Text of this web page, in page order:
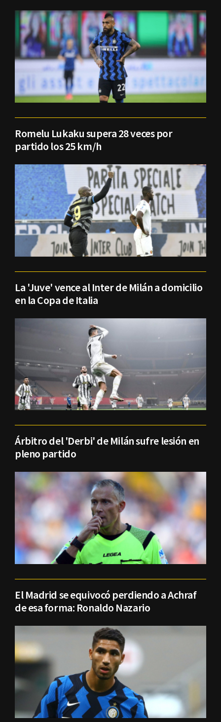
Romelu Lukaku supera 28 veces por
partido los 25 km/h
La 'Juve' vence al Inter de Milán a domicilio
en la Copa de Italia
Árbitro del 'Derbi' de Milán sufre lesión en
pleno partido
El Madrid se equivocó perdiendo a Achraf
de esa forma: Ronaldo Nazario